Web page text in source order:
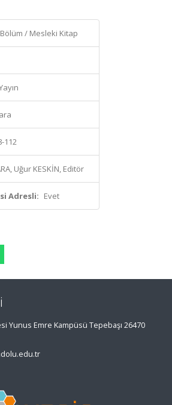
/ Mesleki Kitap
112
Uğur KESKİN, Editör
Adresli: Evet
Yunus Emre Kampüsü Tepebaşı 26470